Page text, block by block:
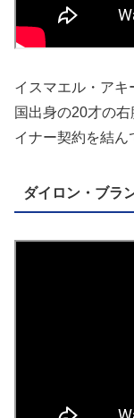
イスマエル・アキ
国出身の20才の
イナー契約を結ん
ダイロン・ブラ